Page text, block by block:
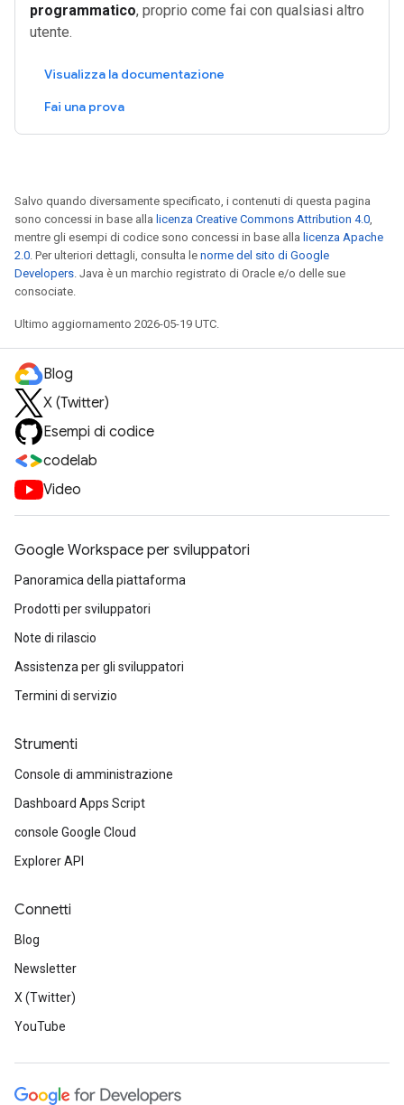
programmatico, proprio come fai con qualsiasi altro
utente.
Visualizza la documentazione
Fai una prova
Salvo quando diversamente specificato, i contenuti di questa pagina
sono concessi in base alla licenza Creative Commons Attribution 4.0
mentre gli esempi di codice sono concessi in base alla licenza Apache
2.0 . Per ulteriori dettagli, consulta le norme del sito di Google
Developers . Java è un marchio registrato di Oracle e/o delle sue
consociate.
Ultimo aggiornamento 2026-05-19 UTC.
Blog
X (Twitter)
Esempi di codice
codelab
Video
Google Workspace per sviluppatori
Panoramica della piattaforma
Prodotti per sviluppatori
Note di rilascio
Assistenza per gli sviluppatori
Termini di servizio
Strumenti
Console di amministrazione
Dashboard Apps Script
console Google Cloud
Explorer API
Connetti
Blog
Newsletter
X (Twitter)
YouTube